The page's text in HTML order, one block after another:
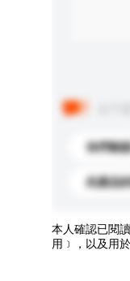
你們能
此產品
本人確認已閱
用﹞，以及用